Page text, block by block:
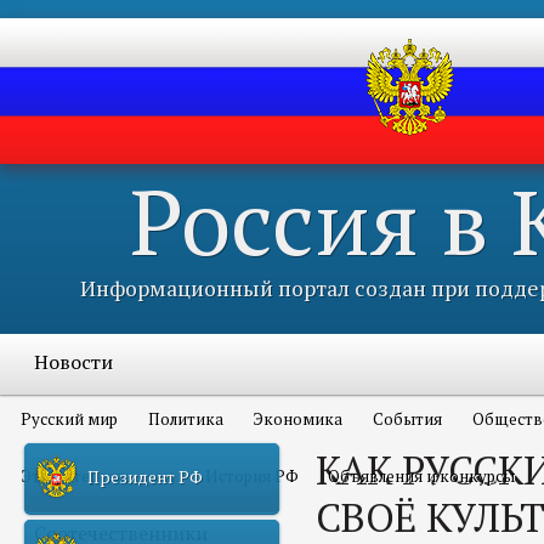
Россия в
Информационный портал создан при
Новости
Русский мир Политика Экономика События
Это интересно всем История РФ Объявления и конкурсы
Соотечественники
Президент РФ
КАК
СВОЁ